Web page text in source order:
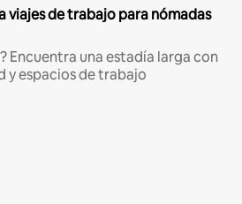
viajes de trabajo para nómadas
Encuentra una estadía larga con
y espacios de trabajo